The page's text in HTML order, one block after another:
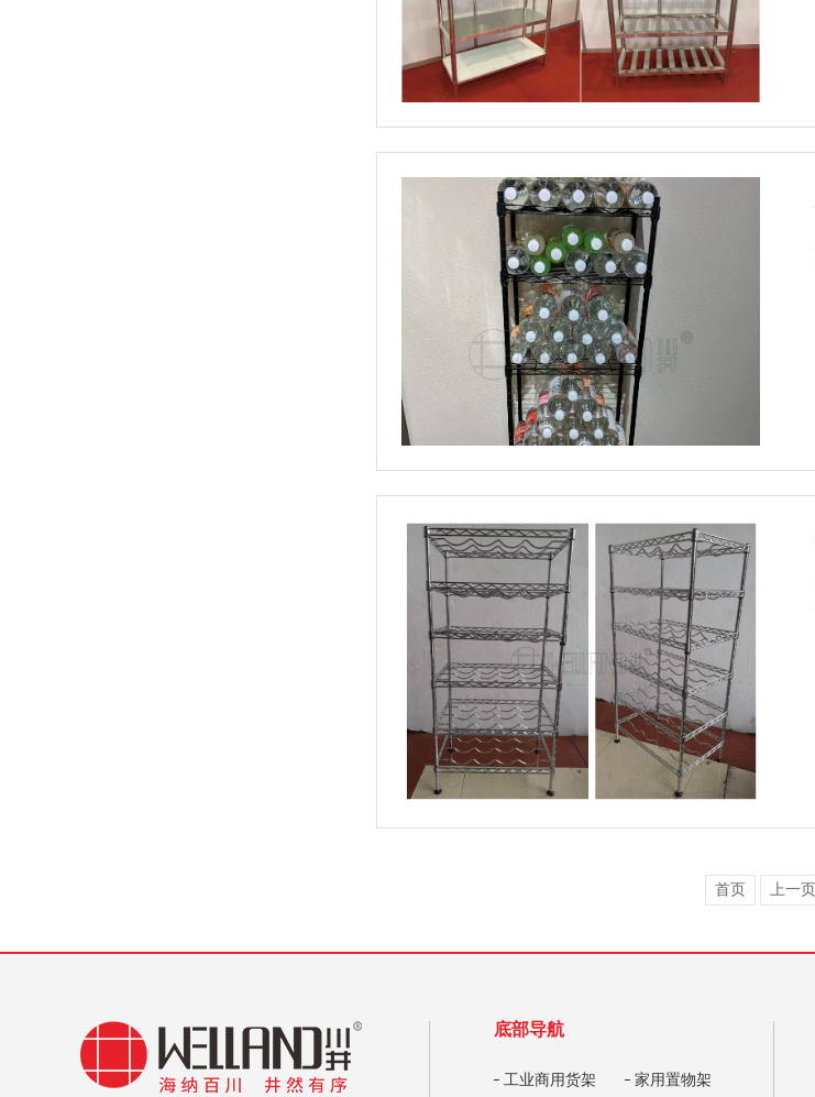
首页 上一页
底部导航
工业商用货架 家用置物架